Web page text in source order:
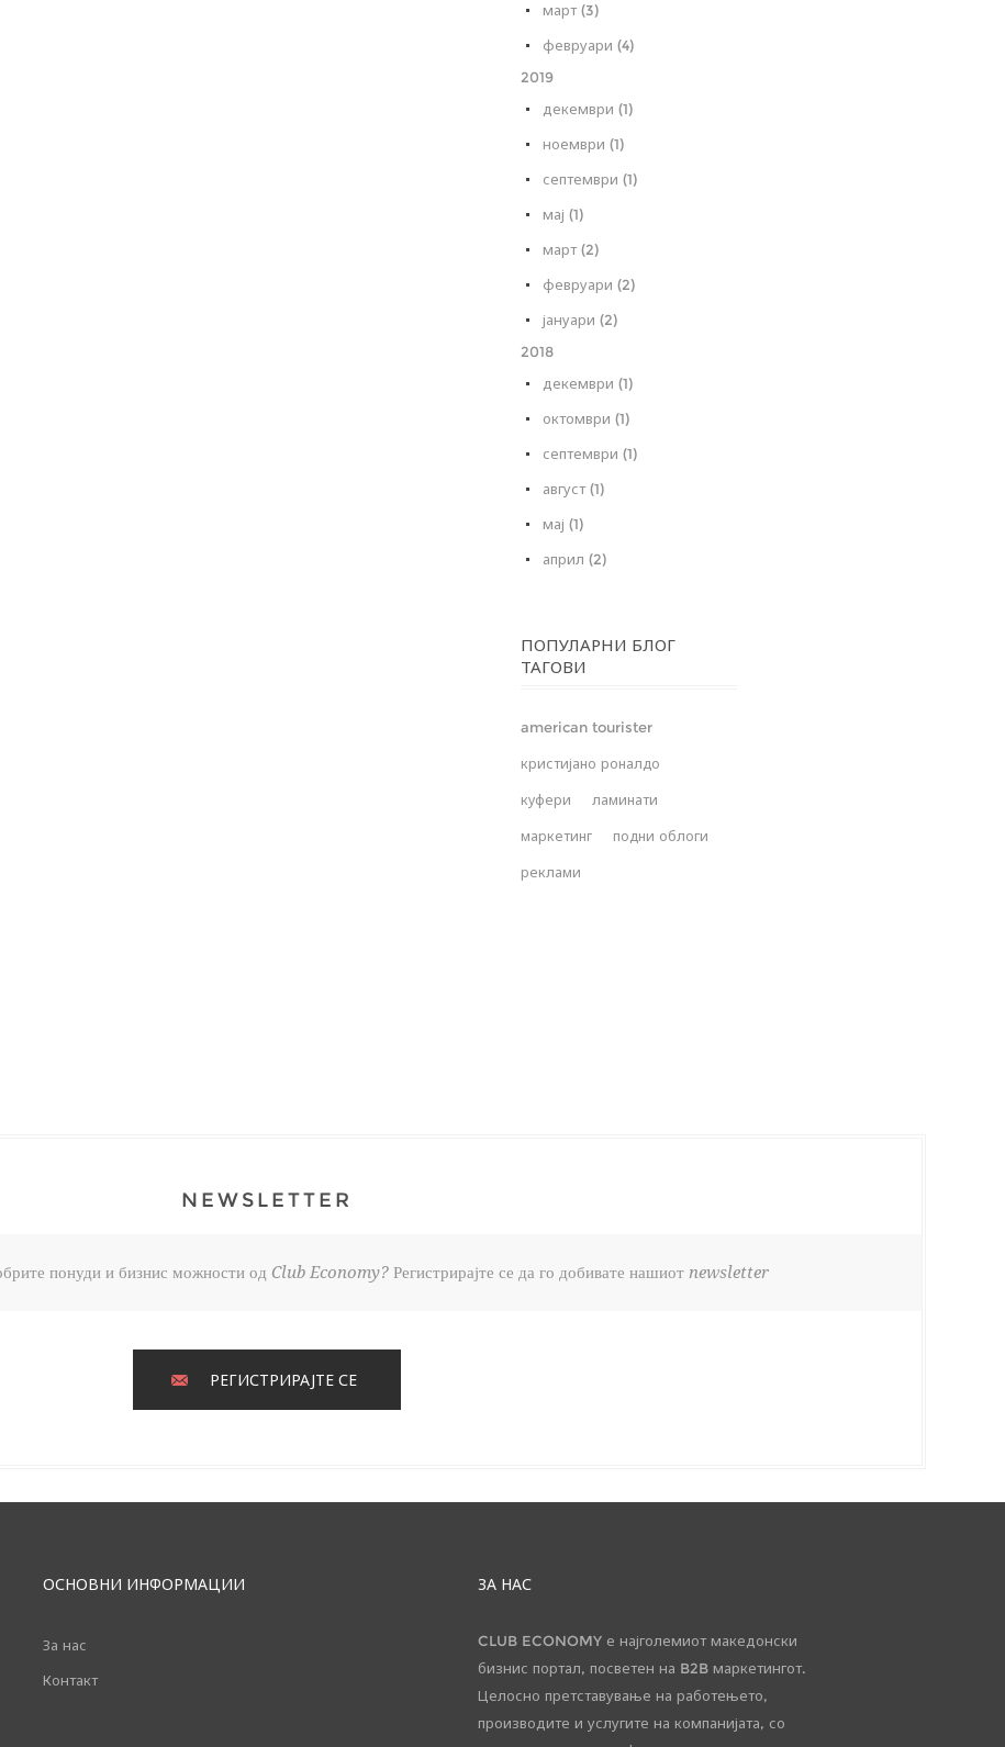
март (3)
февруари (4)
2019
декември (1)
ноември (1)
септември (1)
мај (1)
март (2)
февруари (2)
јануари (2)
2018
декември (1)
октомври (1)
септември (1)
август (1)
мај (1)
април (2)
ПОПУЛАРНИ БЛОГ
ТАГОВИ
american tourister
кристијано роналдо
куфери ламинати
маркетинг подни облоги
реклами
NEWSLETTER
понуди и бизнис можности од Club Economy? Регистрирајте се да го добивате нашиот newsletter
РЕГИСТРИРАЈТЕ СЕ
ОСНОВНИ ИНФОРМАЦИИ
За нас
Контакт
ЗА НАС
CLUB ECONOMY е најголемиот македонски
бизнис портал, посветен на B2B маркетингот.
Целосно претставување на работењето,
производите и услугите на компанијата, со